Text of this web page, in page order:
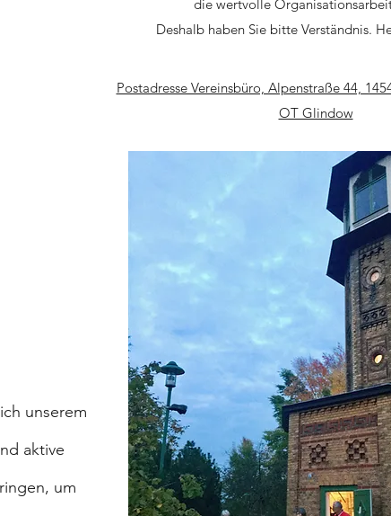
unserem
aktive
um
die wertvolle
Deshalb haben Sie bitte Verständnis.
Postadresse Vereinsbüro, Alpenstraße 44,
OT Glindow